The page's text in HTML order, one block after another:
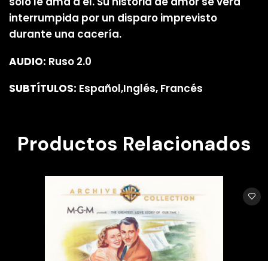
interrumpida por un disparo imprevisto
durante una cacería.
AUDIO: Ruso 2.0
SUBTÍTULOS: Español,Inglés, Francés
Productos Relacionados